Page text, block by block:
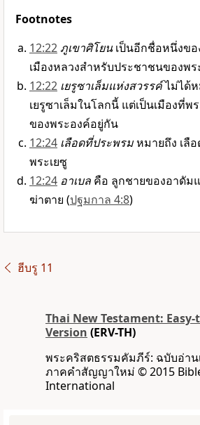
Footnotes
12:22 ภูเขาศิโยน เป็นอีกชื่อหนึ่งขอ
เมืองหลวงสำหรับประชาชนของพร
12:22 เยรูซาเล็มแห่งสวรรค์ไม่ได้ห
เยรูซาเล็มในโลกนี้ แต่เป็นเมืองที่พ
ของพระองค์อยู่กัน
12:24 เลือดที่ประพรมหมายถึง เลื
พระเยซู
12:24 อาเบล คือ ลูกชายของอาดัม
ฆ่าตาย (ปฐมกาล 4:8)
ฮีบรู 11
Thai New Testament: Easy-
Version (ERV-TH)
พระคริสตธรรมคัมภีร์: ฉบับอ่าน
ภาคคำสัญญาใหม่ © 2015
International